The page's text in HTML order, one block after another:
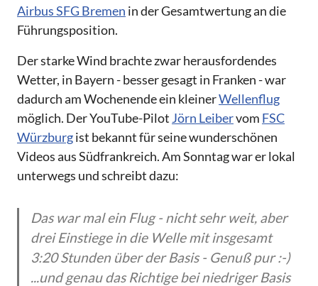
Airbus SFG Bremen in der Gesamtwertung an die
Führungsposition.
Der starke Wind brachte zwar herausfordendes
Wetter, in Bayern - besser gesagt in Franken - war
dadurch am Wochenende ein kleinerWellenflug
möglich. Der YouTube-Pilot Jörn Leibervom FSC
Würzburgist bekannt für seine wunderschönen
Videos aus Südfrankreich. Am Sonntag war er lokal
unterwegs und schreibt dazu:
Das war mal ein Flug - nicht sehr weit, aber
drei Einstiege in die Welle mit insgesamt
3:20 Stunden über der Basis - Genuß pur :-)
...und genau das Richtige bei niedriger Basis